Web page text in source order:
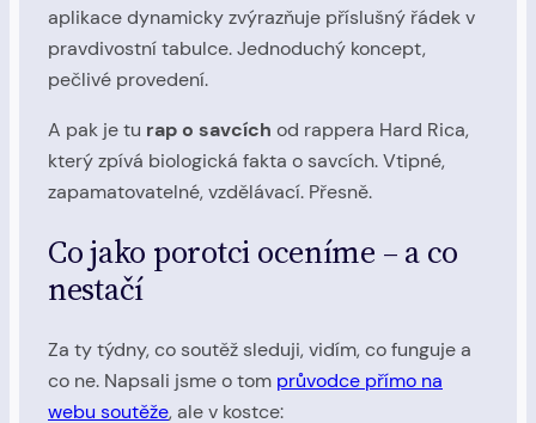
aplikace dynamicky zvýrazňuje příslušný řádek v
pravdivostní tabulce. Jednoduchý koncept,
pečlivé provedení.
A pak je tu rap o savcích od rappera Hard Rica,
který zpívá biologická fakta o savcích. Vtipné,
zapamatovatelné, vzdělávací. Přesně.
Co jako porotci oceníme – a co
nestačí
Za ty týdny, co soutěž sleduji, vidím, co funguje a
co ne. Napsali jsme o tom průvodce přímo na
webu soutěže, ale v kostce: